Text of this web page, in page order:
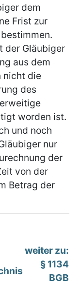
dem
Frist zur
der Gläubiger
aus dem
nicht die
des
worden ist.
und noch
nur
der
von der
Betrag der
weiter zu:
§ 1134
BGB